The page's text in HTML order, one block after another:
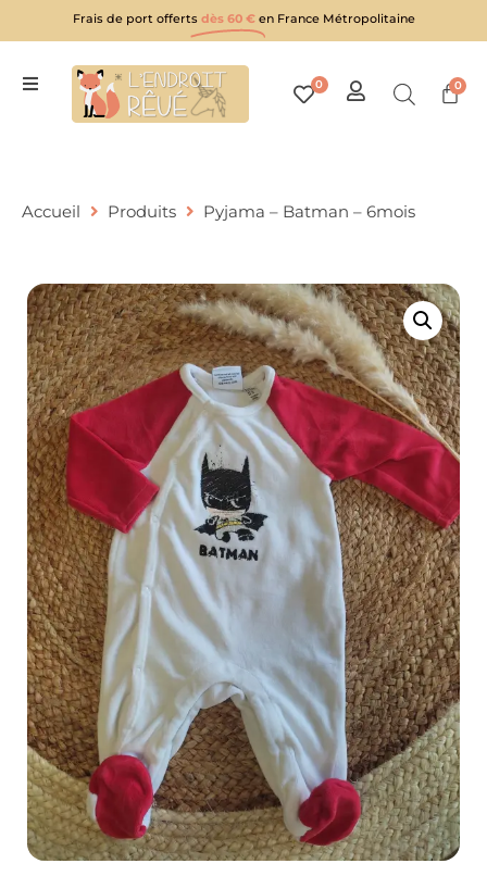
Frais de port offerts dès 60 € en France Métropolitaine
0 0
Accueil Produits Pyjama – Batman – 6mois